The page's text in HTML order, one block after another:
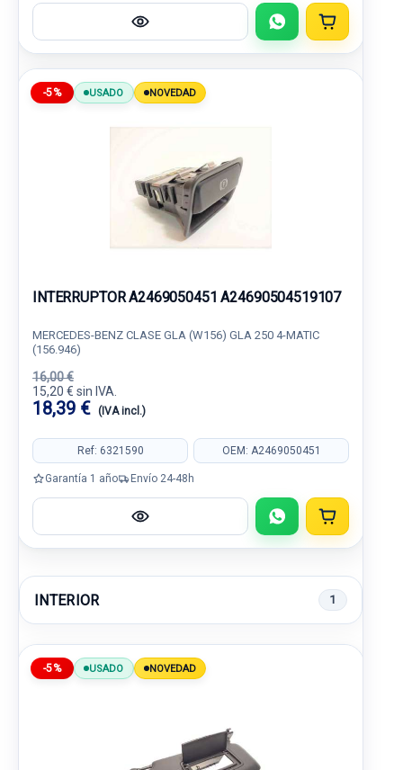
-5% USADO NOVEDAD
INTERRUPTOR A2469050451 A24690504519107
MERCEDES-BENZ CLASE GLA (W156) GLA 250 4-MATIC
(156.946)
16,00 €
15,20 € sin IVA.
18,39 € (IVA incl.)
Ref: 6321590 OEM: A2469050451
Garantía 1 año Envío 24-48h
INTERIOR 1
-5% USADO NOVEDAD